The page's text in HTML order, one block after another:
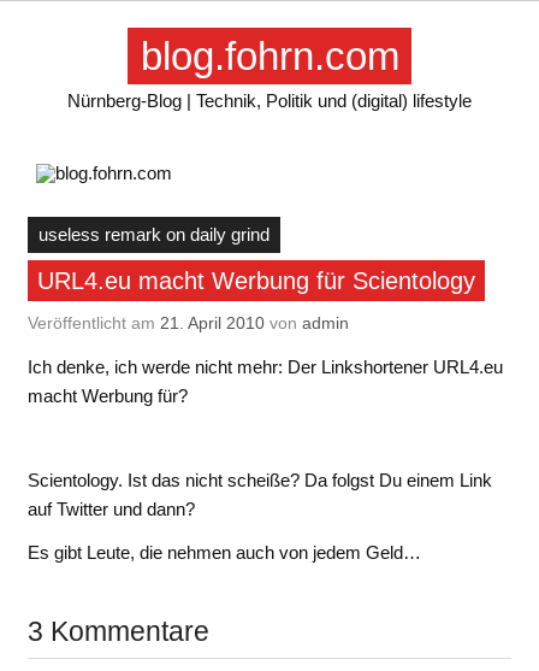
Skip
blog.fohrn.com
Nürnberg-Blog | Technik, Politik und (digital) lifestyle
useless remark on daily grind
URL4.eu macht Werbung für Scientology
Veröffentlicht am 21. April 2010von admin
Ich denke, ich werde nicht mehr: Der Linkshortener URL4.eu
macht Werbung für?
Scientology. Ist das nicht scheiße? Da folgst Du einem Link
auf Twitter und dann?
Es gibt Leute, die nehmen auch von jedem Geld…
3 Kommentare